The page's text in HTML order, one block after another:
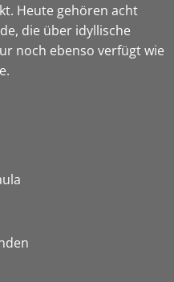
Heute gehören acht
die über idyllische
noch ebenso verfügt wie